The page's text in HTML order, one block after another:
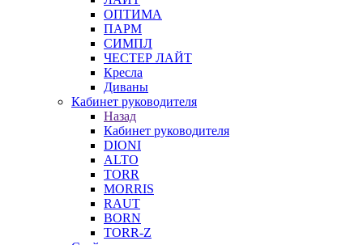
ОПТИМА
ПАРМ
СИМПЛ
ЧЕСТЕР ЛАЙТ
Кресла
Диваны
Кабинет руководителя
Назад
Кабинет руководителя
DIONI
ALTO
TORR
MORRIS
RAUT
BORN
TORR-Z